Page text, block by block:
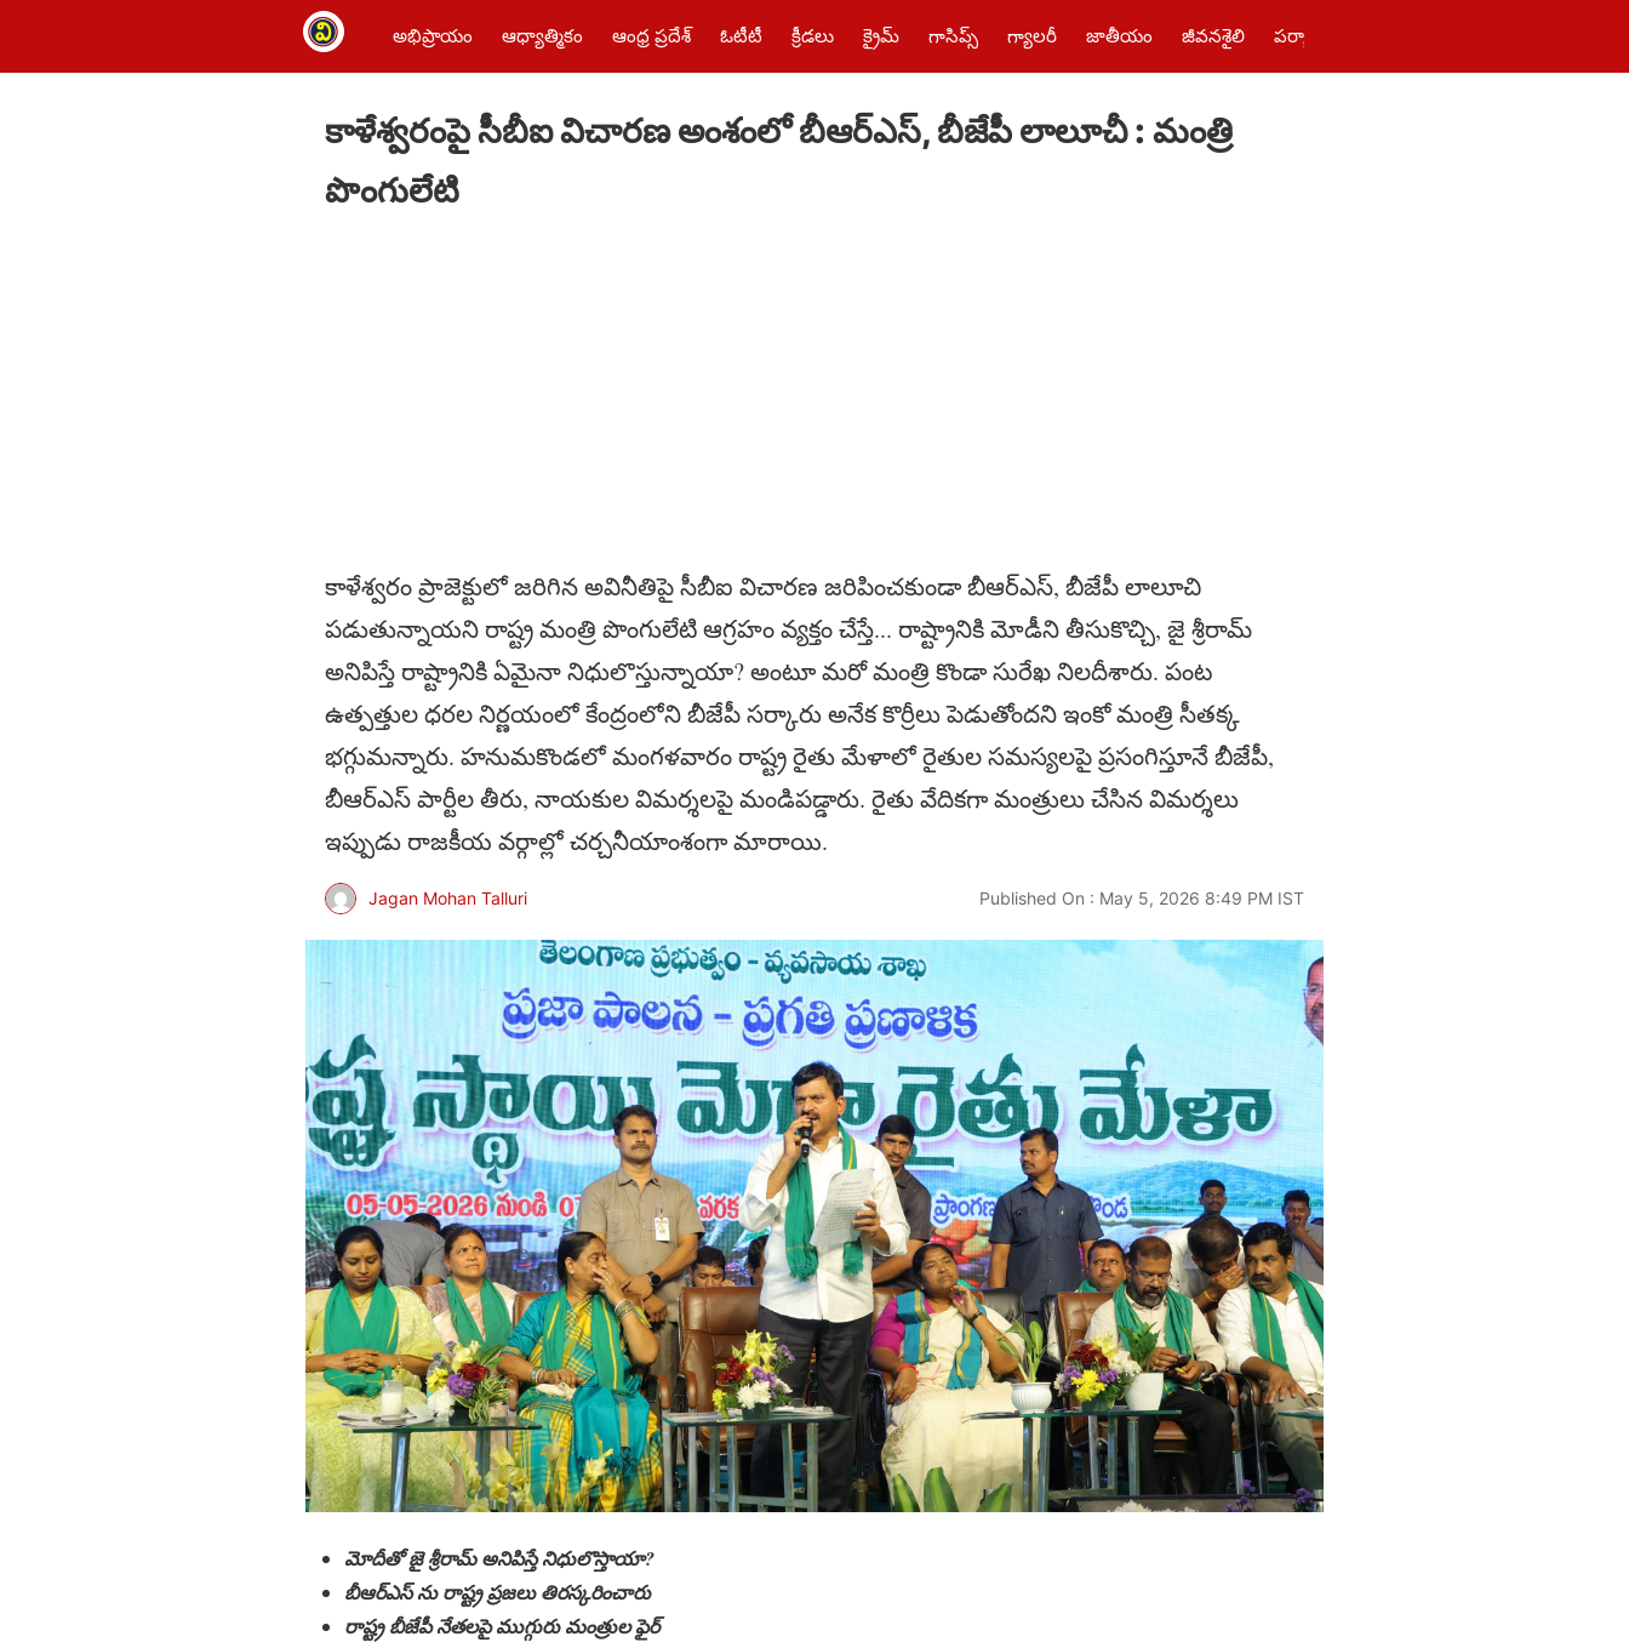
అభిప్రాయం ఆధ్యాత్మికం ఆంధ్ర ప్రదేశ్ ఓటీటీ క్రీడలు క్రైమ్‌ గాసిప్స్ గ్యాలరీ జాతీయం జీవనశైలి పర్యాటకం
కాళేశ్వరంపై సీబీఐ విచారణ అంశంలో బీఆర్ఎస్, బీజేపీ లాలూచీ : మంత్రి
పొంగులేటి
కాళేశ్వరం ప్రాజెక్టులో జరిగిన అవినీతిపై సీబీఐ విచారణ జరిపించకుండా బీఆర్ఎస్, బీజేపీ లాలూచి
పడుతున్నాయని రాష్ట్ర మంత్రి పొంగులేటి ఆగ్రహం వ్యక్తం చేస్తే... రాష్ట్రానికి మోడీని తీసుకొచ్చి, జై శ్రీరామ్
అనిపిస్తే రాష్ట్రానికి ఏమైనా నిధులొస్తున్నాయా? అంటూ మరో మంత్రి కొండా సురేఖ నిలదీశారు. పంట
ఉత్పత్తుల ధరల నిర్ణయంలో కేంద్రంలోని బీజేపీ సర్కారు అనేక కొర్రీలు పెడుతోందని ఇంకో మంత్రి సీతక్క
భగ్గుమన్నారు. హనుమకొండలో మంగళవారం రాష్ట్ర రైతు మేళాలో రైతుల సమస్యలపై ప్రసంగిస్తూనే బీజేపీ,
బీఆర్ఎస్ పార్టీల తీరు, నాయకుల విమర్శలపై మండిపడ్డారు. రైతు వేదికగా మంత్రులు చేసిన విమర్శలు
ఇప్పుడు రాజకీయ వర్గాల్లో చర్చనీయాంశంగా మారాయి.
Jagan Mohan Talluri Published On : May 5, 2026 8:49 PM IST
మోదీతో జై శ్రీరామ్ అనిపిస్తే నిధులొస్తాయా?
బీఆర్ఎస్ ను రాష్ట్ర ప్రజలు తిరస్కరించారు
రాష్ట్ర బీజేపీ నేతలపై ముగ్గురు మంత్రుల ఫైర్